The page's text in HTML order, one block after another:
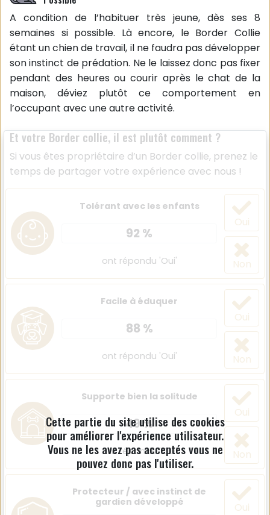
A condition de l’habituer très jeune, dès ses 8
semaines si possible. Là encore, le Border Collie
étant un chien de travail, il ne faudra pas développer
son instinct de prédation. Ne le laissez donc pas fixer
pendant des heures ou courir après le chat de la
maison, déviez plutôt ce comportement en
l’occupant avec une autre activité.
Et votre Border collie, il est plutôt comment ?
Si vous êtes propriétaire d’un Border collie, prenez le
temps de partager votre expérience avec nous !
Tolérant avec les enfants
92 %
ont répondu 'Oui'
Oui
Non
Facile à éduquer
88 %
ont répondu 'Oui'
Oui
Non
Supporte bien la solitude
49 %
ont répondu 'Oui'
Oui
Non
Protecteur / avec instinct de
gardien développé
Oui
Cette partie du site utilise des cookies
pour améliorer l'expérience utilisateur.
Vous ne les avez pas acceptés vous ne
pouvez donc pas l'utiliser.